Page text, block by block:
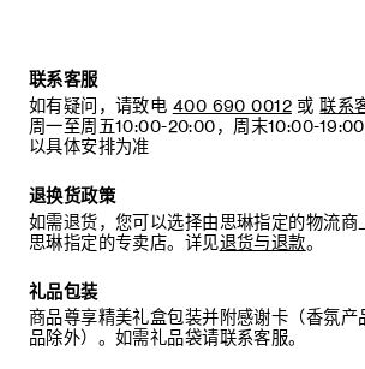
联系客服
如有疑问，请致电 400 690 0012 或 联系
周一至周五10:00-20:00，周末10:00-
以具体安排为准
退换货政策
如需退货，您可以选择由思琳指定的物流商
思琳指定的专卖店。详见退货与退款。
礼品包装
商品尊享精美礼盒包装并附感谢卡（香氛产
品除外）。如需礼品袋请联系客服。